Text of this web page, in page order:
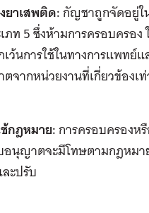
ยาเสพติด:กัญชาถูกจัดอยู่
ภท 5 ซึ่งห้ามการครอบครอง
ว้นการใช้ในทางการแพทย์แ
จากหน่วยงานที่เกี่ยวข้องเ
กฎหมาย:การครอบครองห
อนุญาตจะมีโทษตามกฎหมา
ะปรับ